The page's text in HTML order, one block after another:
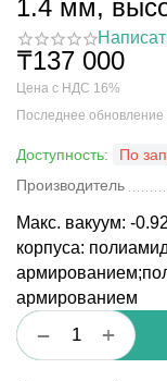
1.4 мм,
₸137 000
Цена с НДС 16%
Последнее обновление
Доступность:
По
Производитель
Макс. вакуум: -
корпуса:
армированием
+
−